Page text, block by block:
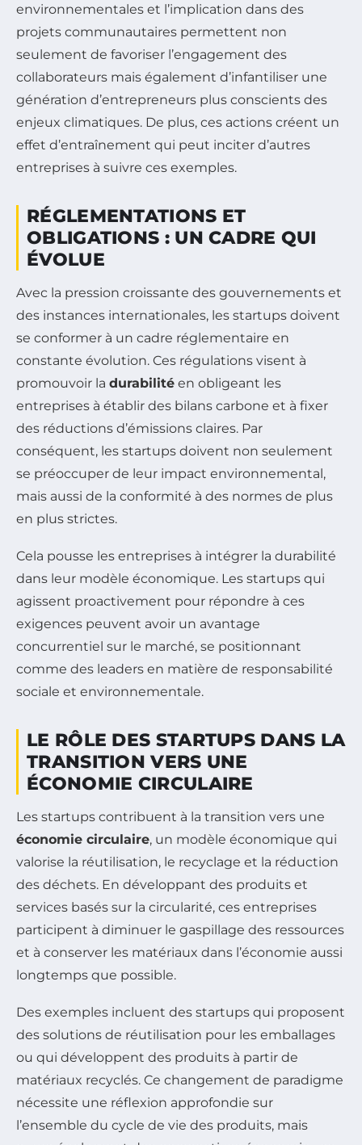
environnementales et l’implication dans des
projets communautaires permettent non
seulement de favoriser l’engagement des
collaborateurs mais également d’infantiliser une
génération d’entrepreneurs plus conscients des
enjeux climatiques. De plus, ces actions créent un
effet d’entraînement qui peut inciter d’autres
entreprises à suivre ces exemples.
RÉGLEMENTATIONS ET
OBLIGATIONS : UN CADRE QUI
ÉVOLUE
Avec la pression croissante des gouvernements et
des instances internationales, les startups doivent
se conformer à un cadre réglementaire en
constante évolution. Ces régulations visent à
promouvoir la durabilité en obligeant les
entreprises à établir des bilans carbone et à fixer
des réductions d’émissions claires. Par
conséquent, les startups doivent non seulement
se préoccuper de leur impact environnemental,
mais aussi de la conformité à des normes de plus
en plus strictes.
Cela pousse les entreprises à intégrer la durabilité
dans leur modèle économique. Les startups qui
agissent proactivement pour répondre à ces
exigences peuvent avoir un avantage
concurrentiel sur le marché, se positionnant
comme des leaders en matière de responsabilité
sociale et environnementale.
LE RÔLE DES STARTUPS DANS LA
TRANSITION VERS UNE
ÉCONOMIE CIRCULAIRE
Les startups contribuent à la transition vers une
économie circulaire, un modèle économique qui
valorise la réutilisation, le recyclage et la réduction
des déchets. En développant des produits et
services basés sur la circularité, ces entreprises
participent à diminuer le gaspillage des ressources
et à conserver les matériaux dans l’économie aussi
longtemps que possible.
Des exemples incluent des startups qui proposent
des solutions de réutilisation pour les emballages
ou qui développent des produits à partir de
matériaux recyclés. Ce changement de paradigme
nécessite une réflexion approfondie sur
l’ensemble du cycle de vie des produits, mais